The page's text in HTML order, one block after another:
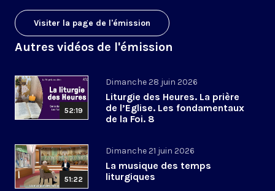
Visiter la page de l'émission
Autres vidéos de l'émission
52:19
Dimanche 28 juin 2026
Liturgie des Heures. La prière
de l’Eglise. Les fondamentaux
de la Foi. 8
51:22
Dimanche 21 juin 2026
La musique des temps
liturgiques